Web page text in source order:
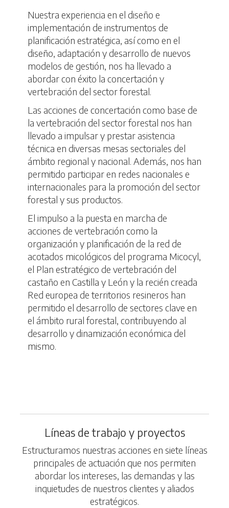
Nuestra experiencia en el diseño e
implementación de instrumentos de
planificación estratégica, así como en el
diseño, adaptación y desarrollo de nuevos
modelos de gestión, nos ha llevado a
abordar con éxito la concertación y
vertebración del sector forestal.
Las acciones de concertación como base de
la vertebración del sector forestal nos han
llevado a impulsar y prestar asistencia
técnica en diversas mesas sectoriales del
ámbito regional y nacional. Además, nos han
permitido participar en redes nacionales e
internacionales para la promoción del sector
forestal y sus productos.
El impulso a la puesta en marcha de
acciones de vertebración como la
organización y planificación de la red de
acotados micológicos del programa Micocyl,
el Plan estratégico de vertebración del
castaño en Castilla y León y la recién creada
Red europea de territorios resineros han
permitido el desarrollo de sectores clave en
el ámbito rural forestal, contribuyendo al
desarrollo y dinamización económica del
mismo.
Líneas de trabajo y proyectos
Estructuramos nuestras acciones en siete líneas
principales de actuación que nos permiten
abordar los intereses, las demandas y las
inquietudes de nuestros clientes y aliados
estratégicos.